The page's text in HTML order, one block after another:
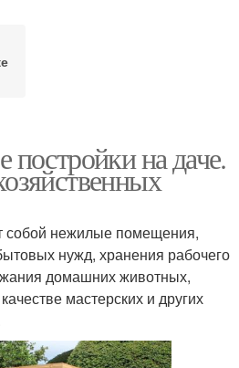
постройки на даче.
собой нежилые помещения,
нужд, хранения рабочего
домашних животных,
мастерских и других